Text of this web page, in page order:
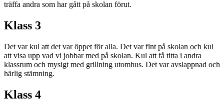
träffa andra som har gått på skolan förut.
Klass 3
Det var kul att det var öppet för alla. Det var fint på skolan och kul
att visa upp vad vi jobbar med på skolan. Kul att få titta i andra
klassrum och mysigt med grillning utomhus. Det var avslappnad och
härlig stämning.
Klass 4